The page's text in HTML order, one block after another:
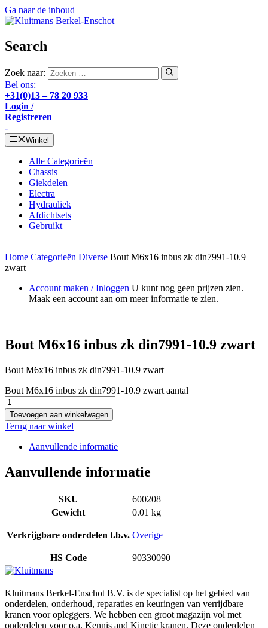
Ga naar de inhoud
Search
Zoek naar:
Bel ons:
+31(0)13 – 78 20 933
Login /
Registreren
-
Winkel
Alle Categorieën
Chassis
Giekdelen
Electra
Hydrauliek
Afdichtsets
Gebruikt
Home Categorieën Diverse Bout M6x16 inbus zk din7991-10.9
zwart
Account maken / Inloggen U kunt nog geen prijzen zien.
Maak een account aan om meer informatie te zien.
Bout M6x16 inbus zk din7991-10.9 zwart
Bout M6x16 inbus zk din7991-10.9 zwart
Bout M6x16 inbus zk din7991-10.9 zwart aantal
Toevoegen aan winkelwagen
Terug naar winkel
Aanvullende informatie
Aanvullende informatie
SKU
600208
Gewicht
0.01 kg
Verkrijgbare onderdelen t.b.v. Overige
HS Code 90330090
Kluitmans Berkel-Enschot B.V. is de specialist op het gebied van
onderdelen, onderhoud, reparaties en keuringen van verrijdbare
kranen voor opleggers. We hebben een groot magazijn vol met
onderdelen voor o.a. Kennis and Kinetic kranen. Deze onderdelen